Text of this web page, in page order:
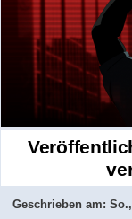
Geschrieben am: